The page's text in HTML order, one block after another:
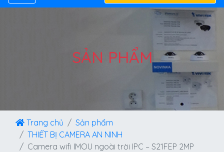
SẢN PHẨM
Trang chủ
Sản phẩm
THIẾT BỊ CAMERA AN NINH
Camera wifi IMOU ngoài trời IPC – S21FEP 2MP